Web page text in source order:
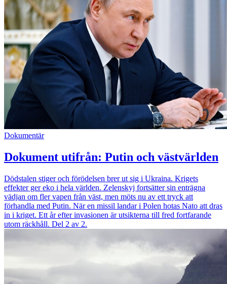
Dokumentär
Dokument utifrån: Putin och västvärlden
Dödstalen stiger och förödelsen brer ut sig i Ukraina. Krigets
effekter ger eko i hela världen. Zelenskyj fortsätter sin enträgna
vädjan om fler vapen från väst, men möts nu av ett tryck att
förhandla med Putin. När en missil landar i Polen hotas Nato att dras
in i kriget. Ett år efter invasionen är utsikterna till fred fortfarande
utom räckhåll. Del 2 av 2.